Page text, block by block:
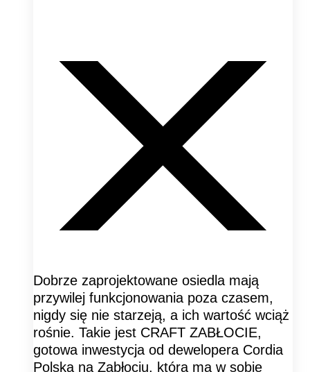
Dobrze zaprojektowane osiedla mają
przywilej funkcjonowania poza czasem,
nigdy się nie starzeją, a ich wartość wciąż
rośnie. Takie jest CRAFT ZABŁOCIE,
gotowa inwestycja od dewelopera Cordia
Polska na Zabłociu, która ma w sobie